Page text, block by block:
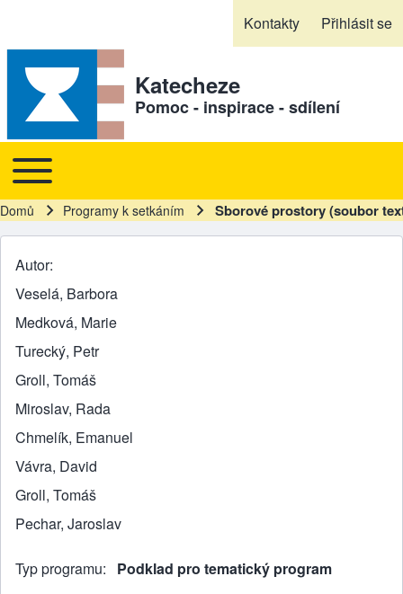
Kontakty Přihlásit se
Katecheze
Pomoc - inspirace - sdílení
Hlavní navigace
Toggle main menu
Drobečková navigace
Domů Programy k setkáním Sborové prostory (soubor
Autor
Veselá, Barbora
Medková, Marie
Turecký, Petr
Groll, Tomáš
Miroslav, Rada
Chmelík, Emanuel
Vávra, David
Groll, Tomáš
Pechar, Jaroslav
Typ programu Podklad pro tematický program